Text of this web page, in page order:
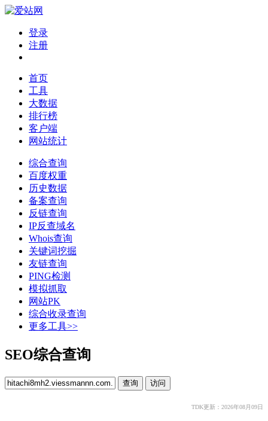
登录
注册
首页
工具
大数据
排行榜
客户端
网站统计
综合查询
百度权重
历史数据
备案查询
反链查询
IP反查域名
Whois查询
关键词挖掘
友链查询
PING检测
模拟抓取
网站PK
综合收录查询
更多工具>>
SEO综合查询
TDK更新：2026年08月09日